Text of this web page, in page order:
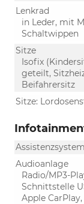
Lenkrad
in Leder, mit
Schaltwippen
Sitze
Isofix
geteilt,
Beifahrersitz
Sitze:
Audioanlage
Radio/MP3-
Schnittstelle
Apple